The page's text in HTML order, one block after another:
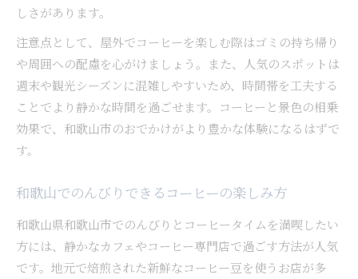
しさがあります。
注意点として、屋外でコーヒーを楽しむ際はゴミの持ち帰り
や周囲への配慮を心がけましょう。また、人気のスポットは
週末や観光シーズンに混雑しやすいため、時間帯を工夫する
ことでより静かな時間を過ごせます。コーヒーと景色の相乗
効果で、和歌山市のおでかけがより豊かな体験になるはずで
す。
和歌山でのんびりできるコーヒーの楽しみ方
和歌山県和歌山市でのんびりとコーヒータイムを満喫したい
方には、静かなカフェやコーヒー専門店で過ごす方法が人気
です。地元で焙煎された新鮮なコーヒー豆を使うお店が多